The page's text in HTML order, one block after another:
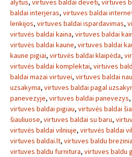
alytus, virtuves baldai deveti, virtuves
baldai interjeras, virtuves baldai
lenkijos, virtuves baldai ispardavimas,
virtuvės baldai kaina, virtuves baldai
virtuvės baldai kaune, virtuves baldai
kaune pigiai, virtuvės baldai klaipėda,
virtuvės baldai komplektai, virtuves
baldai mazai virtuvei, virtuves baldai
uzsakyma, virtuves baldai pagal
panevezyje, virtuves baldai panevezys,
virtuves baldai pigiau, virtuvės baldai
šiauliuose, virtuves baldai su baru,
virtuvės baldai vilniuje, virtuvės baldai
virtuves baldai.lt, virtuves baldu
virtuves baldu furnitura, virtuves baldu